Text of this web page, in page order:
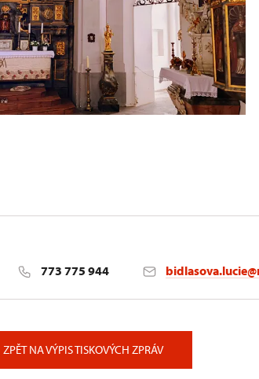
773 775 944
ZPĚT NA VÝPIS TISKOVÝCH ZPRÁV